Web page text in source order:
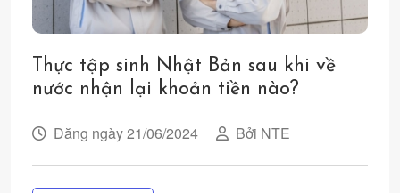
Thực tập sinh Nhật Bản sau khi về
nước nhận lại khoản tiền nào?
Đăng ngày 21/06/2024 Bởi NTE